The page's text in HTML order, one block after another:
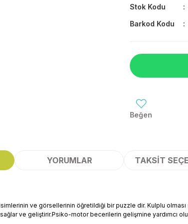
Stok Kodu
Barkod Kodu
YORUMLAR TAKSIT
ve görsellerinin öğretildiği bir puzzle dir. Kulplu
ve geliştirir.Psiko-motor becerilerin gelişmine yardımcı